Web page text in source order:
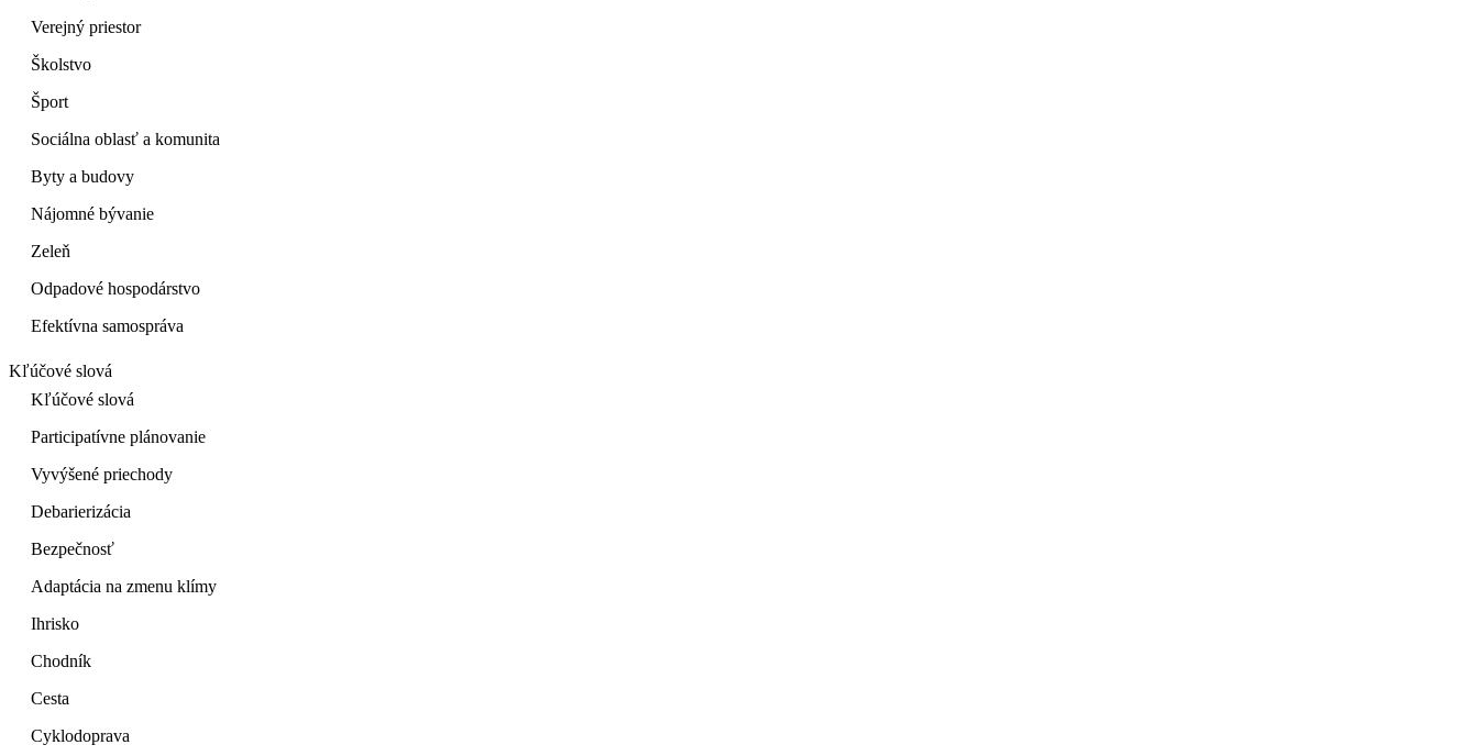
Verejný priestor
Školstvo
Šport
Sociálna oblasť a komunita
Byty a budovy
Nájomné bývanie
Zeleň
Odpadové hospodárstvo
Efektívna samospráva
Kľúčové slová
Kľúčové slová
Participatívne plánovanie
Vyvýšené priechody
Debarierizácia
Bezpečnosť
Adaptácia na zmenu klímy
Ihrisko
Chodník
Cesta
Cyklodoprava